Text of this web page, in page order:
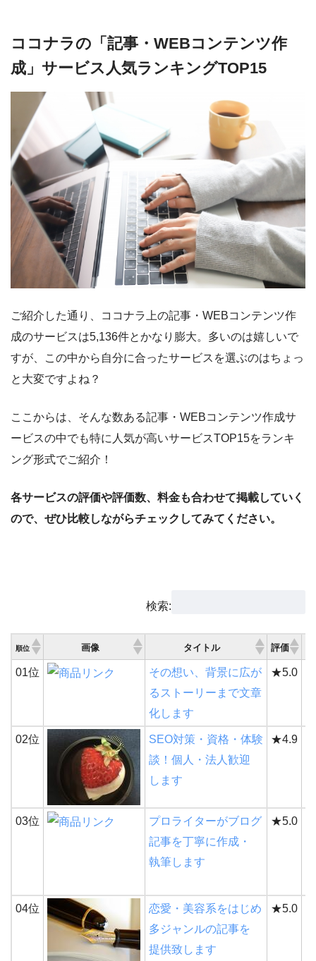
ココナラの「記事・WEBコンテンツ作
成」サービス人気ランキングTOP15
ご紹介した通り、ココナラ上の記事・WEBコンテンツ作
成のサービスは5,136件とかなり膨大。多いのは嬉しいで
すが、この中から自分に合ったサービスを選ぶのはちょっ
と大変ですよね？
ここからは、そんな数ある記事・WEBコンテンツ作成サ
ービスの中でも特に人気が高いサービスTOP15をランキ
ング形式でご紹介！
各サービスの評価や評価数、料金も合わせて掲載していく
ので、ぜひ比較しながらチェックしてみてください。
検索:
順位 画像 タイトル 評価
01位
その想い、背景に広が
るストーリーまで文章
化します
★5.0
02位
SEO対策・資格・体験
談！個人・法人歓迎
します
★4.9
03位
プロライターがブログ
記事を丁寧に作成・
執筆します
★5.0
04位
恋愛・美容系をはじめ
多ジャンルの記事を
提供致します
★5.0